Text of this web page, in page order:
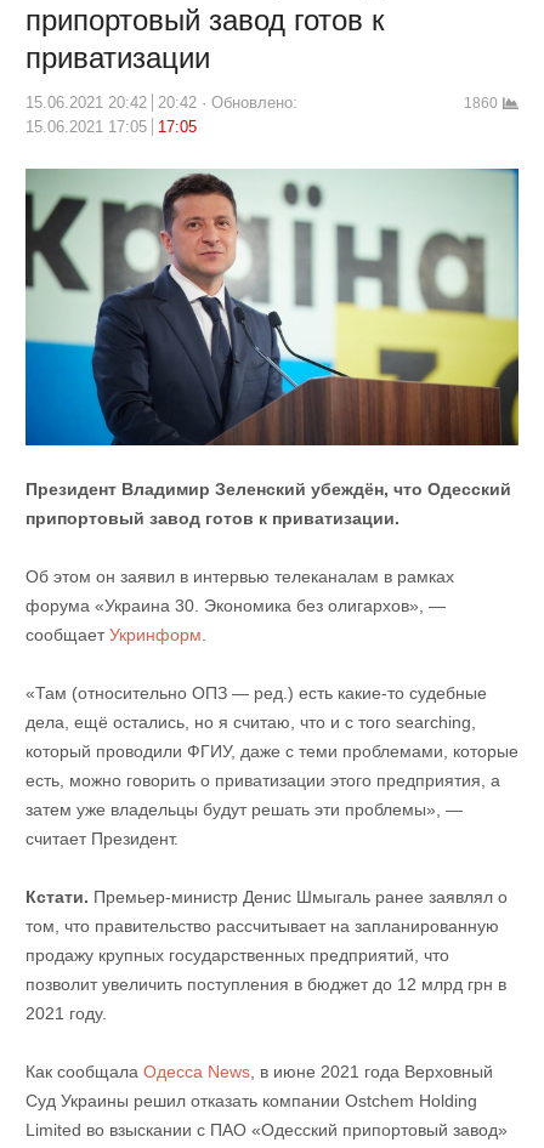
припортовый завод готов к
приватизации
15.06.2021 20:42 20:42
Обновлено:
15.06.2021 17:05
17:05
1860
Президент Владимир Зеленский убеждён, что Одесский
припортовый завод готов к приватизации.
Об этом он заявил в интервью телеканалам в рамках
форума «Украина 30. Экономика без олигархов», —
сообщаетУкринформ.
«Там (относительно ОПЗ — ред.) есть какие-то судебные
дела, ещё остались, но я считаю, что и с того searching,
который проводили ФГИУ, даже с теми проблемами, которые
есть, можно говорить о приватизации этого предприятия, а
затем уже владельцы будут решать эти проблемы», —
считает Президент.
Кстати. Премьер-министр Денис Шмыгаль ранее заявлял о
том, что правительство рассчитывает на запланированную
продажу крупных государственных предприятий, что
позволит увеличить поступления в бюджет до 12 млрд грн в
2021 году.
Как сообщала Одесса News, в июне 2021 года Верховный
Суд Украины решил отказать компании Ostchem Holding
Limited во взыскании с ПАО «Одесский припортовый завод»